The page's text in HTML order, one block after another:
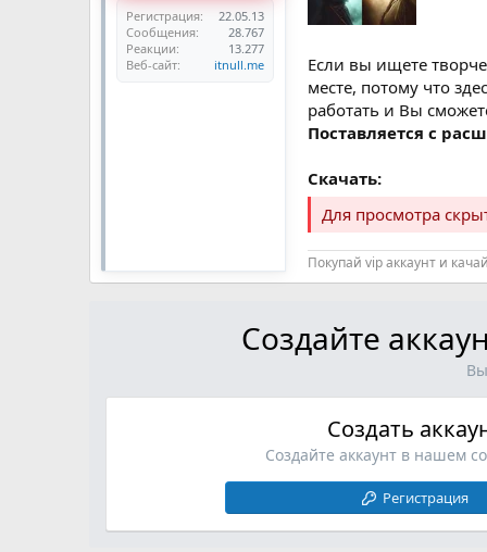
Регистрация
22.05.13
Сообщения
28.767
Реакции
13.277
Веб-сайт
itnull.me
Если вы ищете
месте, потому что
работать и Вы
Поставляется с
Скачать:
Для просмотра
Покупай vip аккаунт и
Создайте
Создать
Создайте аккаунт в нашем
Регистрация